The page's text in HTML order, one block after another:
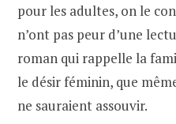
pour les adultes, on le
n’ont pas peur d’une
roman qui rappelle la
le désir féminin, que
ne sauraient assouvir.